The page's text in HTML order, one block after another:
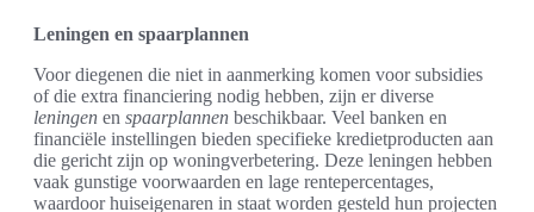
Leningen en spaarplannen
Voor diegenen die niet in aanmerking komen voor subsidies
of die extra financiering nodig hebben, zijn er diverse
leningen en spaarplannen beschikbaar. Veel banken en
financiële instellingen bieden specifieke kredietproducten aan
die gericht zijn op woningverbetering. Deze leningen hebben
vaak gunstige voorwaarden en lage rentepercentages,
waardoor huiseigenaren in staat worden gesteld hun projecten